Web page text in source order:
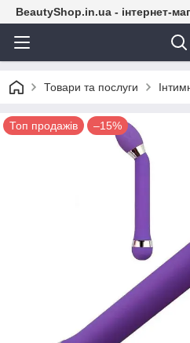
BeautyShop.in.ua - інтернет-
Товари та послуги
Топ продажів –15%